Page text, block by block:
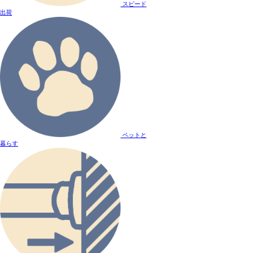
スピード
出荷
ペットと
暮らす